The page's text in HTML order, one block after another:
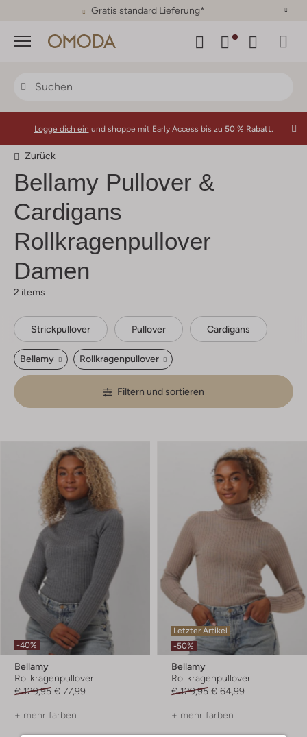
30 Tage Rückgaberecht
Menü
Logge dich ein und shoppe mit Early Access bis zu 50 % Rabatt.
Zurück
Bellamy Pullover &
Cardigans
Rollkragenpullover
Damen
2 items
Strickpullover Pullover Cardigans
Bellamy Rollkragenpullover
Filtern und sortieren
-40%
Bellamy
Rollkragenpullover
€ 129,95 € 77,99
+ mehr farben
Letzter Artikel
-50%
Bellamy
Rollkragenpullover
€ 129,95 € 64,99
+ mehr farben